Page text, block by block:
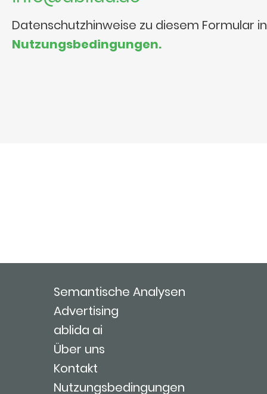
Datenschutzhinweise zu diesem Formular
Nutzungsbedingungen.
Semantische Analysen
Advertising
ablida ai
Über uns
Kontakt
Nutzungsbedingungen